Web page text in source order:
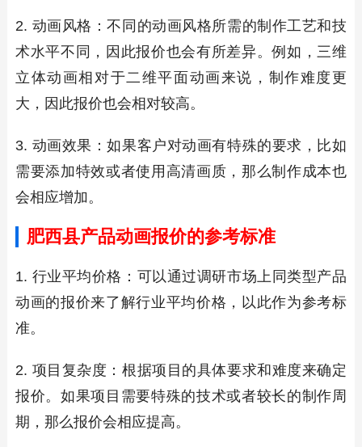
2. 动画风格：不同的动画风格所需的制作工艺和技
术水平不同，因此报价也会有所差异。例如，三维
立体动画相对于二维平面动画来说，制作难度更
大，因此报价也会相对较高。
3. 动画效果：如果客户对动画有特殊的要求，比如
需要添加特效或者使用高清画质，那么制作成本也
会相应增加。
肥西县产品动画报价的参考标准
1. 行业平均价格：可以通过调研市场上同类型产品
动画的报价来了解行业平均价格，以此作为参考标
准。
2. 项目复杂度：根据项目的具体要求和难度来确定
报价。如果项目需要特殊的技术或者较长的制作周
期，那么报价会相应提高。